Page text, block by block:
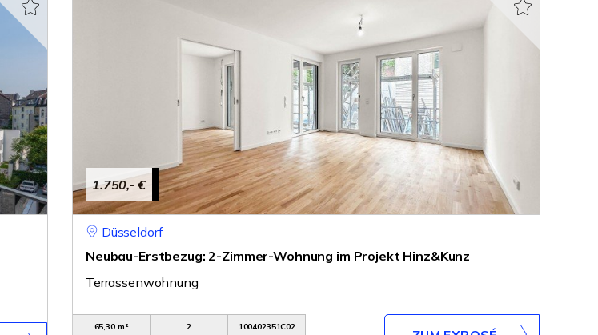
1.750,- €
Düsseldorf
Neubau-Erstbezug: 2-Zimmer-Wohnung im Projekt Hinz&Kunz
Terrassenwohnung
65,30 m²
2
100402351C02